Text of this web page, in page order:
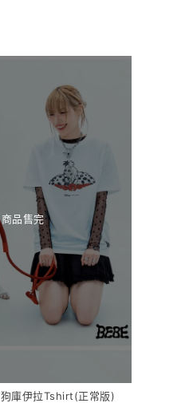
商品售完
庫伊拉Tshirt(正常版)